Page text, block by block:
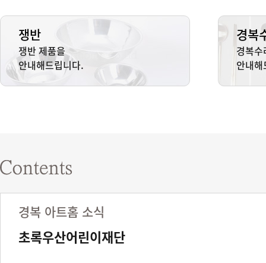
쟁반
쟁반 제품을
안내해드립니다.
경복
경복
안내
경복 아트홈 소식
초록우산어린이재단